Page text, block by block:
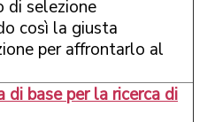
di selezione
così la giusta
per affrontarlo al
di base per la ricerca di